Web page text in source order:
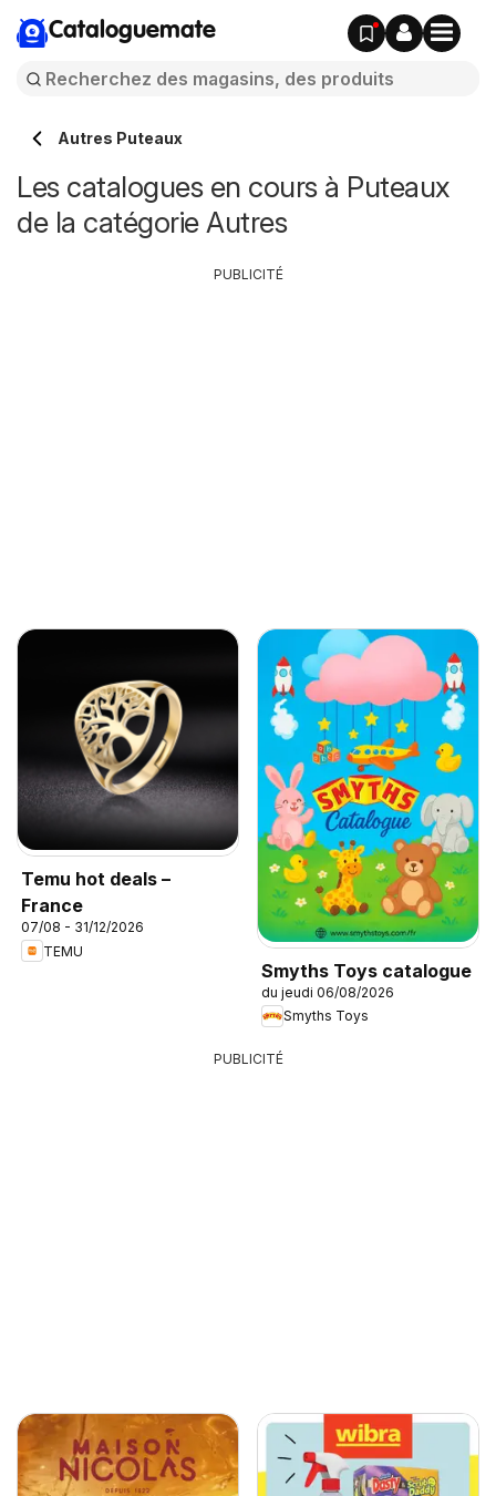
Cataloguemate
Autres Puteaux
Les catalogues en cours à Puteaux
de la catégorie Autres
Temu hot deals –
France
07/08 - 31/12/2026
TEMU
Smyths Toys catalogue
du jeudi 06/08/2026
Smyths Toys
PUBLICITÉ
PUBLICITÉ